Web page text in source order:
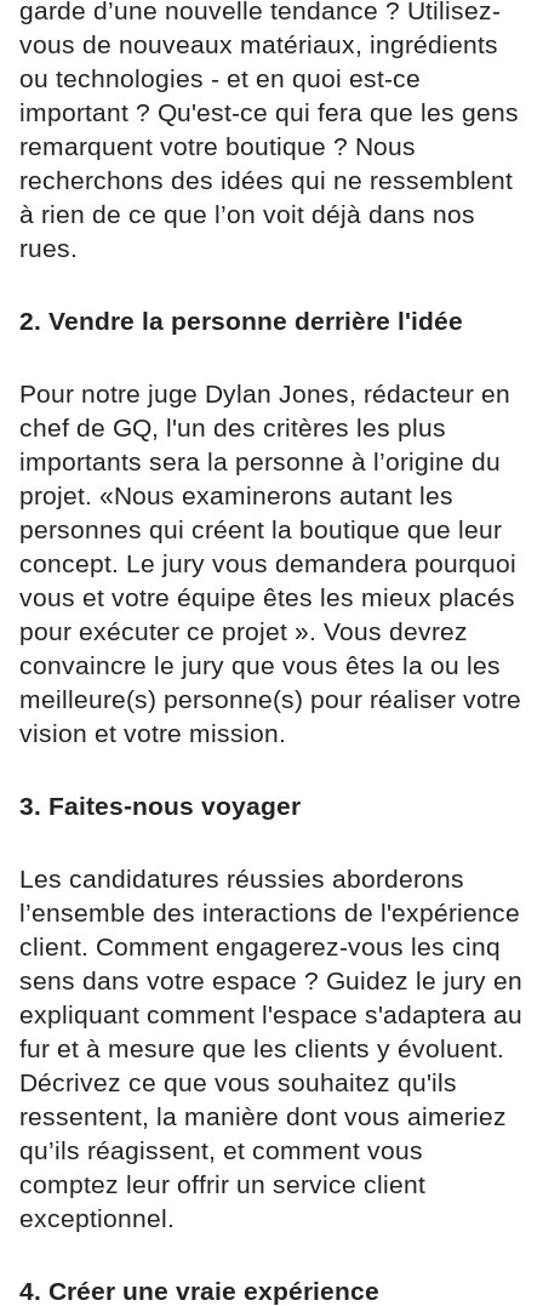
garde d’une nouvelle tendance ? Utilisez-
vous de nouveaux matériaux, ingrédients
ou technologies - et en quoi est-ce
important ? Qu'est-ce qui fera que les gens
remarquent votre boutique ? Nous
recherchons des idées qui ne ressemblent
à rien de ce que l’on voit déjà dans nos
rues.
2. Vendre la personne derrière l'idée
Pour notre juge Dylan Jones, rédacteur en
chef de GQ, l'un des critères les plus
importants sera la personne à l’origine du
projet. «Nous examinerons autant les
personnes qui créent la boutique que leur
concept. Le jury vous demandera pourquoi
vous et votre équipe êtes les mieux placés
pour exécuter ce projet ». Vous devrez
convaincre le jury que vous êtes la ou les
meilleure(s) personne(s) pour réaliser votre
vision et votre mission.
3. Faites-nous voyager
Les candidatures réussies aborderons
l’ensemble des interactions de l'expérience
client. Comment engagerez-vous les cinq
sens dans votre espace ? Guidez le jury en
expliquant comment l'espace s'adaptera au
fur et à mesure que les clients y évoluent.
Décrivez ce que vous souhaitez qu'ils
ressentent, la manière dont vous aimeriez
qu’ils réagissent, et comment vous
comptez leur offrir un service client
exceptionnel.
4. Créer une vraie expérience